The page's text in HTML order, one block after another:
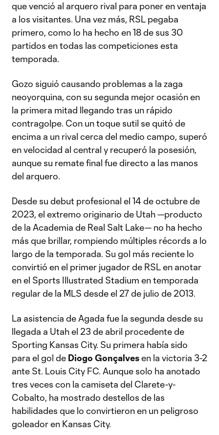
que venció al arquero rival para poner en ventaja
a los visitantes. Una vez más, RSL pegaba
primero, como lo ha hecho en 18 de sus 30
partidos en todas las competiciones esta
temporada.
Gozo siguió causando problemas a la zaga
neoyorquina, con su segunda mejor ocasión en
la primera mitad llegando tras un rápido
contragolpe. Con un toque sutil se quitó de
encima a un rival cerca del medio campo, superó
en velocidad al central y recuperó la posesión,
aunque su remate final fue directo a las manos
del arquero.
Desde su debut profesional el 14 de octubre de
2023, el extremo originario de Utah —producto
de la Academia de Real Salt Lake— no ha hecho
más que brillar, rompiendo múltiples récords a lo
largo de la temporada. Su gol más reciente lo
convirtió en el primer jugador de RSL en anotar
en el Sports Illustrated Stadium en temporada
regular de la MLS desde el 27 de julio de 2013.
La asistencia de Agada fue la segunda desde su
llegada a Utah el 23 de abril procedente de
Sporting Kansas City. Su primera había sido
para el gol de Diogo Gonçalvesen la victoria 3-2
ante St. Louis City FC. Aunque solo ha anotado
tres veces con la camiseta del Clarete-y-
Cobalto, ha mostrado destellos de las
habilidades que lo convirtieron en un peligroso
goleador en Kansas City.